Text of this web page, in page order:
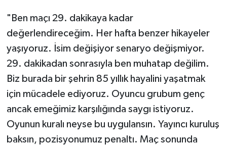
"Ben maçı 29. dakikaya kadar
değerlendireceğim. Her hafta benzer hikayeler
yaşıyoruz. İsim değişiyor senaryo değişmiyor.
29. dakikadan sonrasıyla ben muhatap değilim.
Biz burada bir şehrin 85 yıllık hayalini yaşatmak
için mücadele ediyoruz. Oyuncu grubum genç
ancak emeğimiz karşılığında saygı istiyoruz.
Oyunun kuralı neyse bu uygulansın. Yayıncı kuruluş
baksın, pozisyonumuz penaltı. Maç sonunda